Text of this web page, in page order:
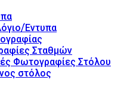
Έντυπα
Σταθμών
Φωτογραφίες Στόλου
στόλος